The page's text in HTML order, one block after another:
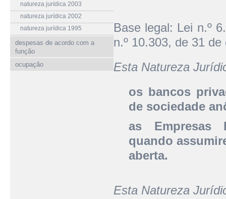
natureza jurídica 2003
natureza jurídica 2002
natureza jurídica 1995
despesas de acordo com a
função
ocupação
Base legal: Lei n.º
n.º 10.303, de 31
Esta Natureza
os bancos
de sociedade
as Empresas
quando
aberta.
Esta Natureza